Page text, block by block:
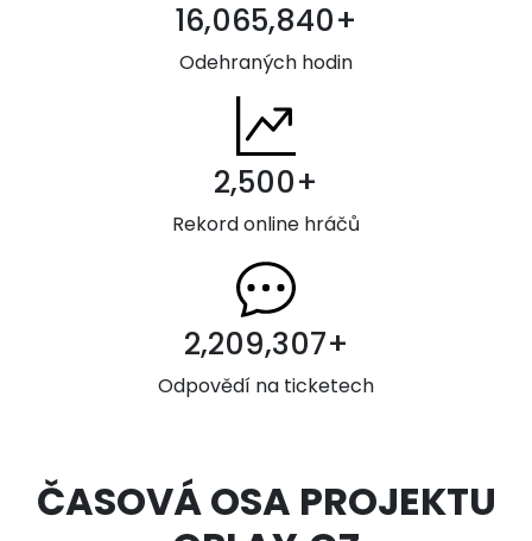
16,065,840+
Odehraných hodin
2,500+
Rekord online hráčů
2,209,307+
Odpovědí na ticketech
ČASOVÁ OSA PROJEKTU